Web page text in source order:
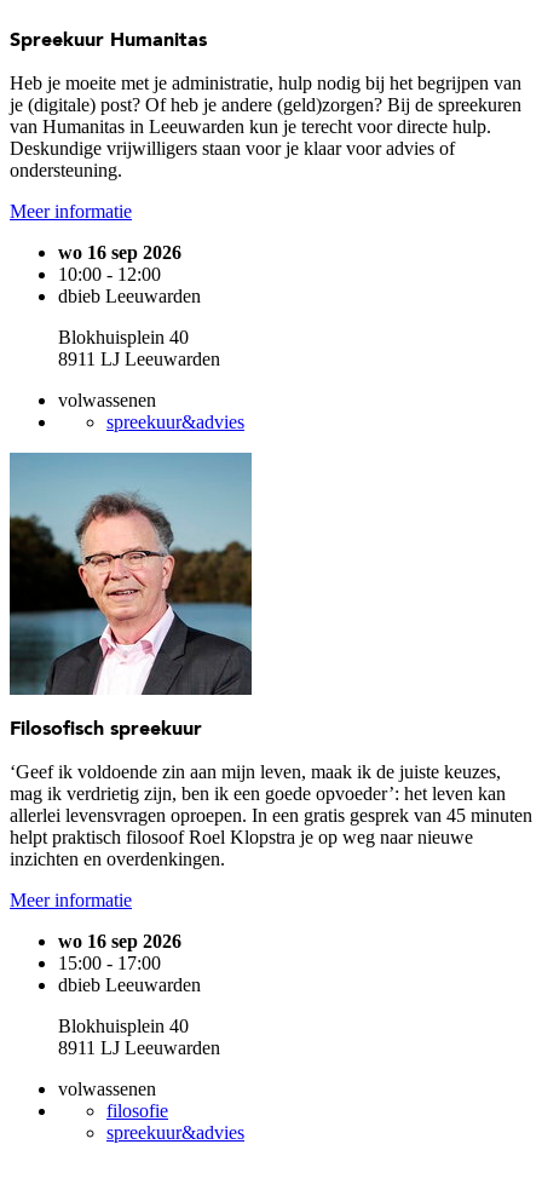
Spreekuur Humanitas
Heb je moeite met je administratie, hulp nodig bij het begrijpen van
je (digitale) post? Of heb je andere (geld)zorgen? Bij de spreekuren
van Humanitas in Leeuwarden kun je terecht voor directe hulp.
Deskundige vrijwilligers staan voor je klaar voor advies of
ondersteuning.
Meer informatie
wo 16 sep 2026
10:00 - 12:00
dbieb Leeuwarden
Blokhuisplein 40
8911 LJ Leeuwarden
volwassenen
spreekuur&advies
Filosofisch spreekuur
‘Geef ik voldoende zin aan mijn leven, maak ik de juiste keuzes,
mag ik verdrietig zijn, ben ik een goede opvoeder’: het leven kan
allerlei levensvragen oproepen. In een gratis gesprek van 45 minuten
helpt praktisch filosoof Roel Klopstra je op weg naar nieuwe
inzichten en overdenkingen.
Meer informatie
wo 16 sep 2026
15:00 - 17:00
dbieb Leeuwarden
Blokhuisplein 40
8911 LJ Leeuwarden
volwassenen
filosofie
spreekuur&advies